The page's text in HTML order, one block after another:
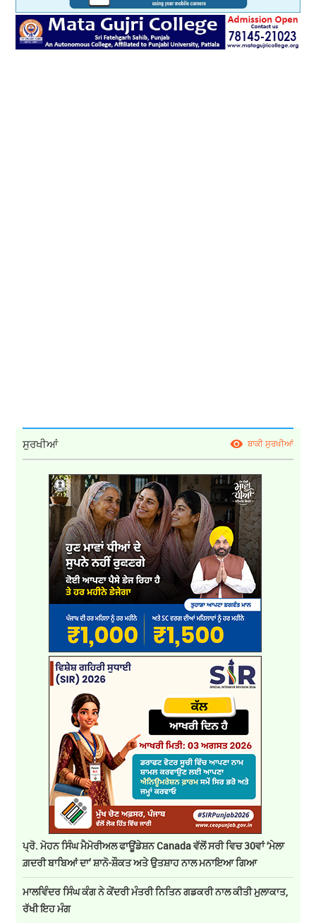
ਸੁਰਖੀਆਂ ਬਾਕੀ ਸੁਰਖੀਆਂ
ਪ੍ਰੋ. ਮੋਹਨ ਸਿੰਘ ਮੈਮੋਰੀਅਲ ਫਾਊਂਡੇਸ਼ਨ Canada ਵੱਲੋਂ ਸਰੀ ਵਿਚ 30ਵਾਂ ‘ਮੇਲਾ
ਗ਼ਦਰੀ ਬਾਬਿਆਂ ਦਾ’ ਸ਼ਾਨੋ-ਸ਼ੌਕਤ ਅਤੇ ਉਤਸ਼ਾਹ ਨਾਲ ਮਨਾਇਆ ਗਿਆ
ਮਾਲਵਿੰਦਰ ਸਿੰਘ ਕੰਗ ਨੇ ਕੇਂਦਰੀ ਮੰਤਰੀ ਨਿਤਿਨ ਗਡਕਰੀ ਨਾਲ ਕੀਤੀ ਮੁਲਾਕਾਤ,
ਰੱਖੀ ਇਹ ਮੰਗ